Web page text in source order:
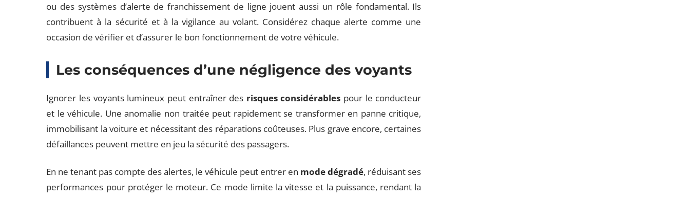
ou des systèmes d’alerte de franchissement de ligne jouent aussi un rôle fondamental. Ils
contribuent à la sécurité et à la vigilance au volant. Considérez chaque alerte comme une
occasion de vérifier et d’assurer le bon fonctionnement de votre véhicule.
Les conséquences d’une négligence des voyants
Ignorer les voyants lumineux peut entraîner des risques considérables pour le conducteur
et le véhicule. Une anomalie non traitée peut rapidement se transformer en panne critique,
immobilisant la voiture et nécessitant des réparations coûteuses. Plus grave encore, certaines
défaillances peuvent mettre en jeu la sécurité des passagers.
En ne tenant pas compte des alertes, le véhicule peut entrer en mode dégradé, réduisant ses
performances pour protéger le moteur. Ce mode limite la vitesse et la puissance, rendant la